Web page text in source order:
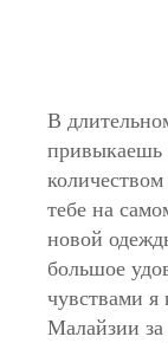
В
привыкаешь
тебе на
новой
большое
чувствами
Малайзии за